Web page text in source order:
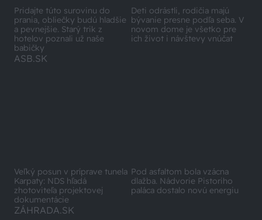
hotelov poznali už naše
babičky
bývanie presne podľa seba. V
novom dome je všetko pre
ich život i návštevy vnúčat
ASB.SK
Veľký posun v príprave tunela
Karpaty: NDS hľadá
zhotoviteľa projektovej
dokumentácie
Pod asfaltom bola vzácna
dlažba. Nádvorie Pistoriho